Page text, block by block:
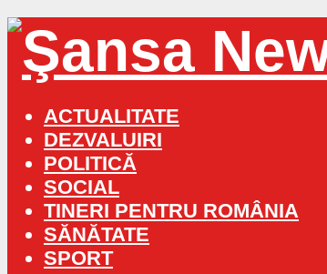
ACTUALITATE
DEZVALUIRI
POLITICĂ
SOCIAL
TINERI PENTRU ROMÂNIA
SĂNĂTATE
SPORT